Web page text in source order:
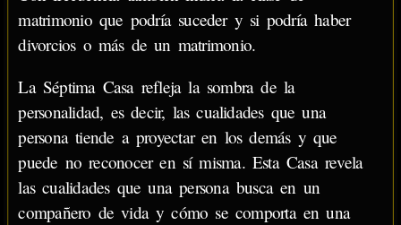
matrimonio que podría suceder y si podría haber
divorcios o más de un matrimonio.
La Séptima Casa refleja la sombra de la
personalidad, es decir, las cualidades que una
persona tiende a proyectar en los demás y que
puede no reconocer en sí misma. Esta Casa revela
las cualidades que una persona busca en un
compañero de vida y cómo se comporta en una